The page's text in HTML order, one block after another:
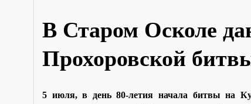
В Старом Осколе
Прохоровской
5 июля, в день 80-летия начала битвы на